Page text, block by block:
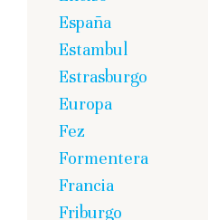
España
Estambul
Estrasburgo
Europa
Fez
Formentera
Francia
Friburgo